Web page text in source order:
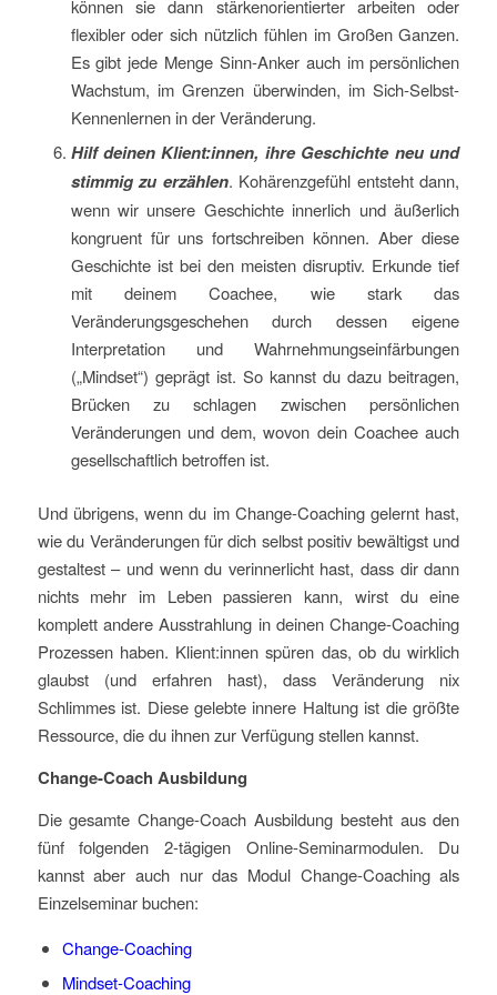
können sie dann stärkenorientierter arbeiten oder
flexibler oder sich nützlich fühlen im Großen Ganzen.
Es gibt jede Menge Sinn-Anker auch im persönlichen
Wachstum, im Grenzen überwinden, im Sich-Selbst-
Kennenlernen in der Veränderung.
Hilf deinen Klient:innen, ihre Geschichte neu und
stimmig zu erzählen. Kohärenzgefühl entsteht dann,
wenn wir unsere Geschichte innerlich und äußerlich
kongruent für uns fortschreiben können. Aber diese
Geschichte ist bei den meisten disruptiv. Erkunde tief
mit deinem Coachee, wie stark das
Veränderungsgeschehen durch dessen eigene
Interpretation und Wahrnehmungseinfärbungen
(„Mindset“) geprägt ist. So kannst du dazu beitragen,
Brücken zu schlagen zwischen persönlichen
Veränderungen und dem, wovon dein Coachee auch
gesellschaftlich betroffen ist.
Und übrigens, wenn du im Change-Coaching gelernt hast,
wie du Veränderungen für dich selbst positiv bewältigst und
gestaltest – und wenn du verinnerlicht hast, dass dir dann
nichts mehr im Leben passieren kann, wirst du eine
komplett andere Ausstrahlung in deinen Change-Coaching
Prozessen haben. Klient:innen spüren das, ob du wirklich
glaubst (und erfahren hast), dass Veränderung nix
Schlimmes ist. Diese gelebte innere Haltung ist die größte
Ressource, die du ihnen zur Verfügung stellen kannst.
Change-Coach Ausbildung
Die gesamte Change-Coach Ausbildung besteht aus den
fünf folgenden 2-tägigen Online-Seminarmodulen. Du
kannst aber auch nur das Modul Change-Coaching als
Einzelseminar buchen:
Change-Coaching
Mindset-Coaching